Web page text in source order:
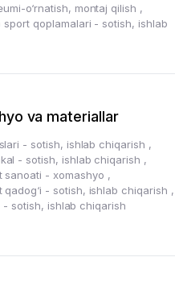
o‘rnatish, montaj qilish ,
sport qoplamalari - sotish, ishlab
va materiallar
- sotish, ishlab chiqarish ,
- sotish, ishlab chiqarish ,
sanoati - xomashyo ,
qadog‘i - sotish, ishlab chiqarish ,
- sotish, ishlab chiqarish